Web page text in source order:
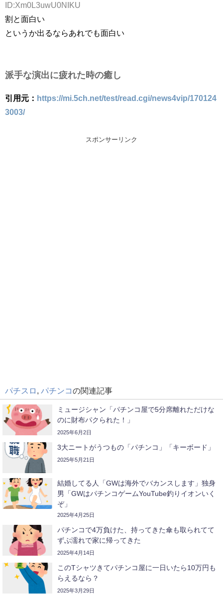
ID:Xm0L3uwU0NIKU
割と面白い
というか出るならあれでも面白い
派手な演出に疲れた時の癒し
引用元： https://mi.5ch.net/test/read.cgi/news4vip/170124
3003/
スポンサーリンク
パチスロ , パチンコの関連記事
ミュージシャン「パチンコ屋で5分席離れただけな
のに財布パクられた！」
2025年6月2日
3大ニートがうつもの「パチンコ」「キーボード」
2025年5月21日
結婚してる人「GWは海外でバカンスします」独身
男「GWはパチンコゲームYouTube釣りイオンいく
ぞ」
2025年4月25日
パチンコで4万負けた、持ってきた傘も取られてて
ずぶ濡れで家に帰ってきた
2025年4月14日
このTシャツきてパチンコ屋に一日いたら10万円も
らえるなら？
2025年3月29日